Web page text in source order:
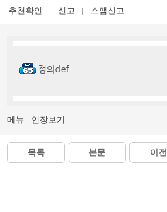
추천확인 신고 스팸신고
정의def
메뉴 인장보기
목록 본문 이전